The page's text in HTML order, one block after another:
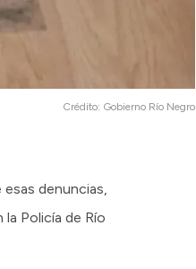
Crédito: Gobierno Río Negro
denuncias,
Policía de Río